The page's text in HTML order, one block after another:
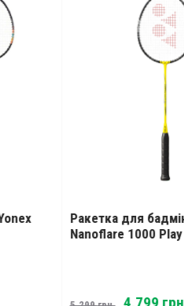
Ракетка для бадмінтону Yonex
Nanoflare 1000 Play
Original
4,799грн. Current